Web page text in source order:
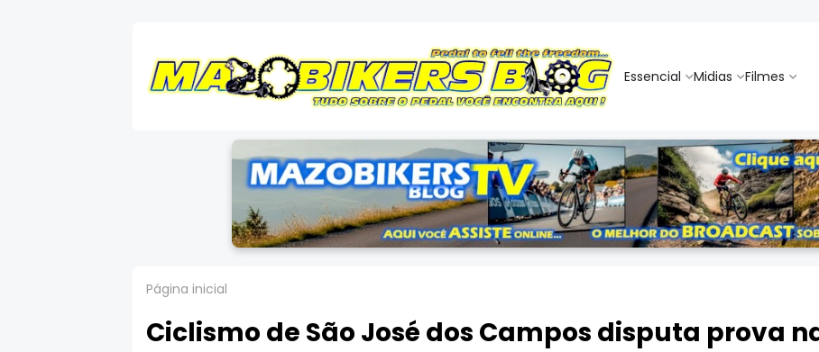
Essencial Midias Filmes
Página inicial
Ciclismo de São José dos Campos disputa prova